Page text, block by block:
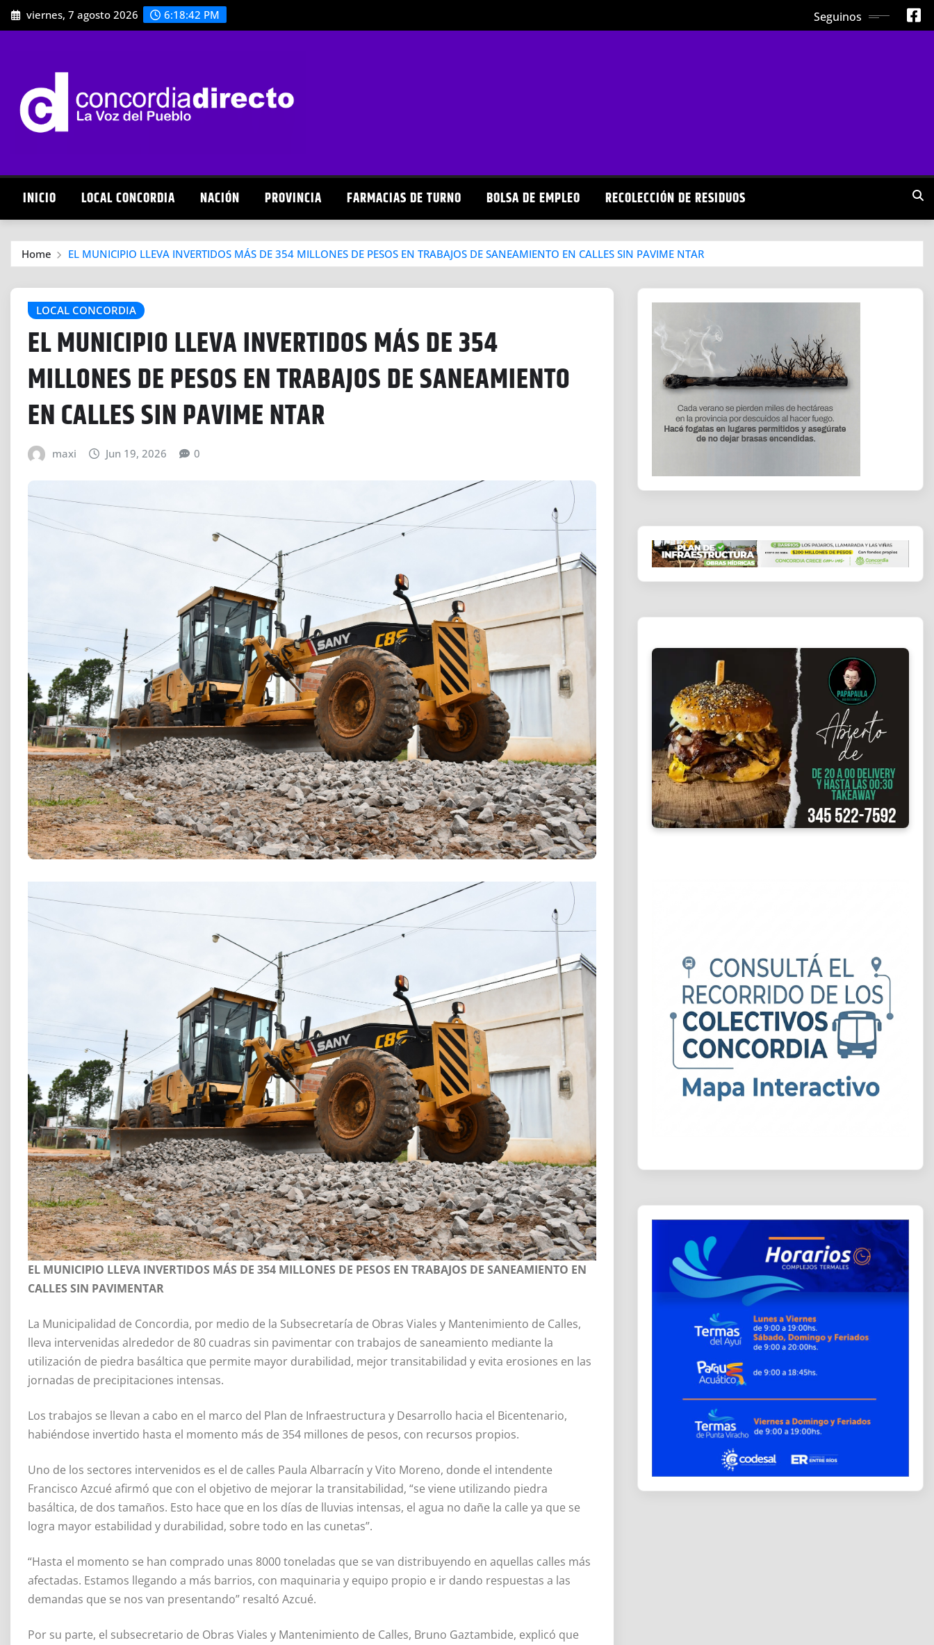
Skip
to
viernes, 7 agosto 2026 6:18:43 PM Seguinos
INICIO LOCAL CONCORDIA NACIÓN PROVINCIA FARMACIAS DE TURNO BOLSA DE EMPLEO RECOLECCIÓN DE RESIDUOS
Home EL MUNICIPIO LLEVA INVERTIDOS MÁS DE 354 MILLONES DE PESOS EN TRABAJOS DE SANEAMIENTO EN CALLES SIN PAVIME NTAR
LOCAL CONCORDIA
EL MUNICIPIO LLEVA INVERTIDOS MÁS DE 354
MILLONES DE PESOS EN TRABAJOS DE SANEAMIENTO
EN CALLES SIN PAVIME NTAR
maxi Jun 19, 2026 0
EL MUNICIPIO LLEVA INVERTIDOS MÁS DE 354 MILLONES DE PESOS EN TRABAJOS DE SANEAMIENTO EN
CALLES SIN PAVIMENTAR
La Municipalidad de Concordia, por medio de la Subsecretaría de Obras Viales y Mantenimiento de Calles,
lleva intervenidas alrededor de 80 cuadras sin pavimentar con trabajos de saneamiento mediante la
utilización de piedra basáltica que permite mayor durabilidad, mejor transitabilidad y evita erosiones en las
jornadas de precipitaciones intensas.
Los trabajos se llevan a cabo en el marco del Plan de Infraestructura y Desarrollo hacia el Bicentenario,
habiéndose invertido hasta el momento más de 354 millones de pesos, con recursos propios.
Uno de los sectores intervenidos es el de calles Paula Albarracín y Vito Moreno, donde el intendente
Francisco Azcué afirmó que con el objetivo de mejorar la transitabilidad, “se viene utilizando piedra
basáltica, de dos tamaños. Esto hace que en los días de lluvias intensas, el agua no dañe la calle ya que se
logra mayor estabilidad y durabilidad, sobre todo en las cunetas”.
“Hasta el momento se han comprado unas 8000 toneladas que se van distribuyendo en aquellas calles más
afectadas. Estamos llegando a más barrios, con maquinaria y equipo propio e ir dando respuestas a las
demandas que se nos van presentando” resaltó Azcué.
Por su parte, el subsecretario de Obras Viales y Mantenimiento de Calles, Bruno Gaztambide, explicó que